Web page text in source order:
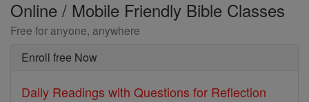
Online / Mobile Friendly Bible Classes
Free for anyone, anywhere
Enroll free Now
Daily Readings with Questions for Reflection